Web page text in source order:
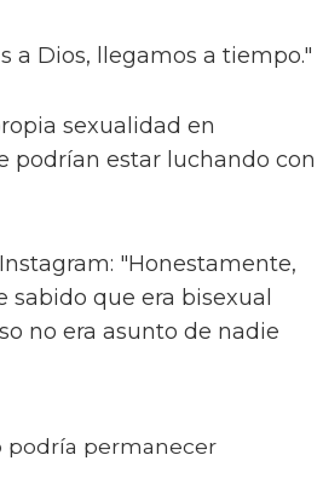
a Dios, llegamos a tiempo."
sexualidad en
podrían estar luchando con
"Honestamente,
que era bisexual
no era asunto de nadie
podría permanecer